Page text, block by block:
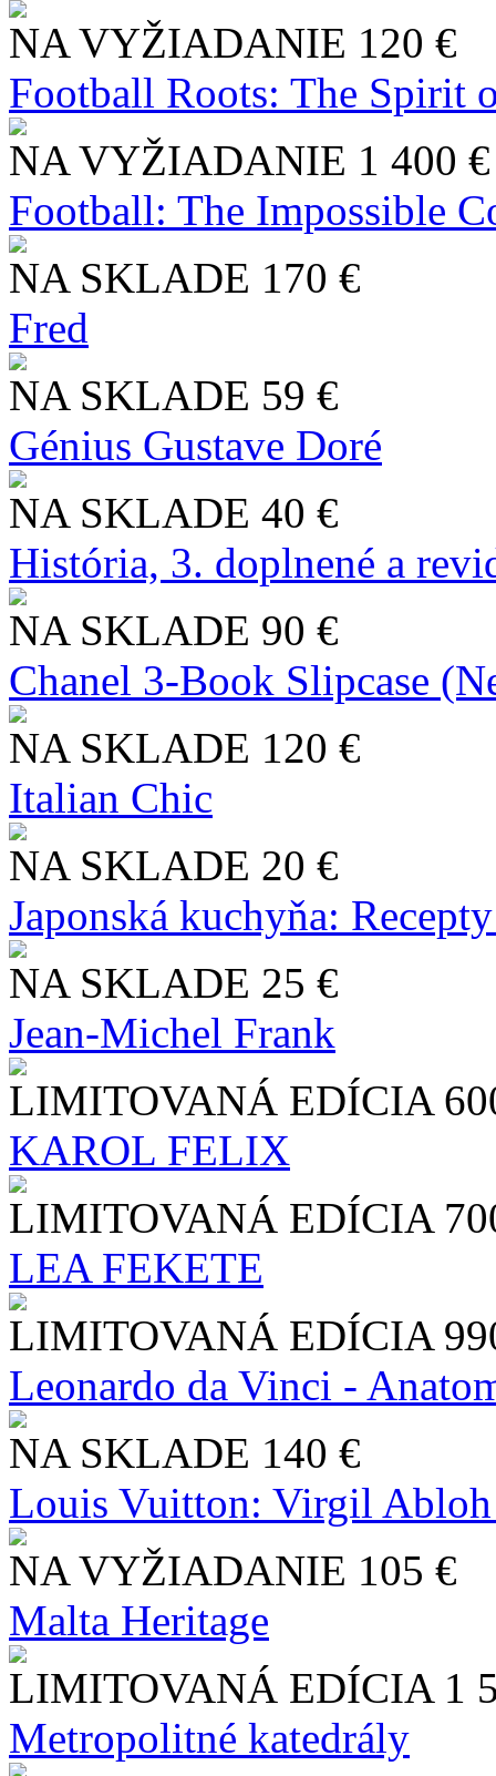
NA VYŽIADANIE 120 €
Football Roots: The Spirit
NA VYŽIADANIE 1 400 €
Football: The Impossible
NA SKLADE 170 €
Fred
NA SKLADE 59 €
Génius Gustave Doré
NA SKLADE 40 €
História, 3. doplnené a
NA SKLADE 90 €
Chanel 3-Book Slipcase
NA SKLADE 120 €
Italian Chic
NA SKLADE 20 €
Japonská kuchyňa:
NA SKLADE 25 €
Jean-Michel Frank
LIMITOVANÁ EDÍCIA
KAROL FELIX
LIMITOVANÁ EDÍCIA
LEA FEKETE
LIMITOVANÁ EDÍCIA
Leonardo da Vinci -
NA SKLADE 140 €
Louis Vuitton: Virgil
NA VYŽIADANIE 105 €
Malta Heritage
LIMITOVANÁ EDÍCIA 1
Metropolitné katedrály